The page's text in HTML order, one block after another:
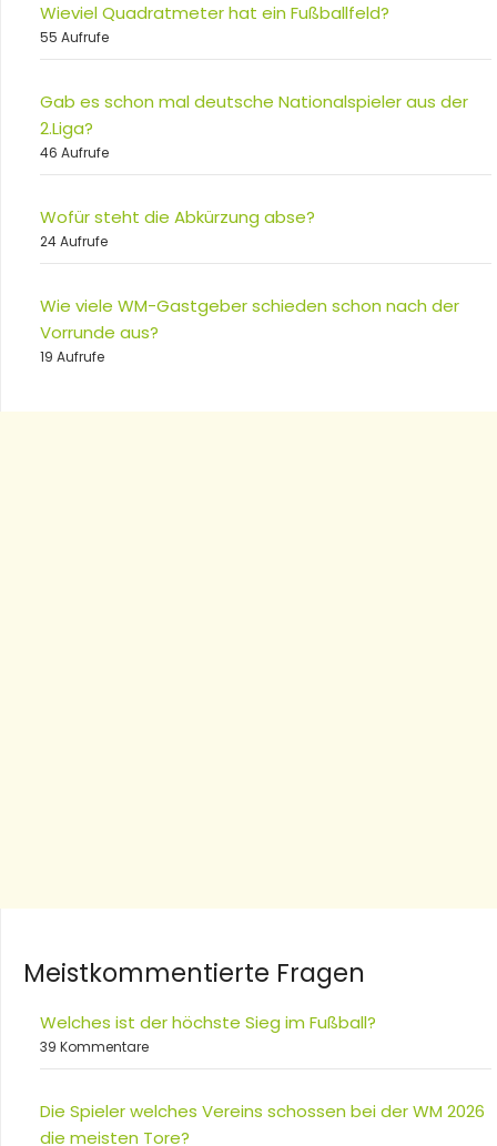
Wieviel Quadratmeter hat ein Fußballfeld?
55 Aufrufe
Gab es schon mal deutsche Nationalspieler aus der
2.Liga?
46 Aufrufe
Wofür steht die Abkürzung abse?
24 Aufrufe
Wie viele WM-Gastgeber schieden schon nach der
Vorrunde aus?
19 Aufrufe
Meistkommentierte Fragen
Welches ist der höchste Sieg im Fußball?
39 Kommentare
Die Spieler welches Vereins schossen bei der WM 2026
die meisten Tore?